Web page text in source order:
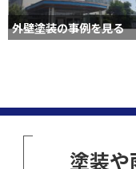
外壁塗装の事例を見る
塗装や